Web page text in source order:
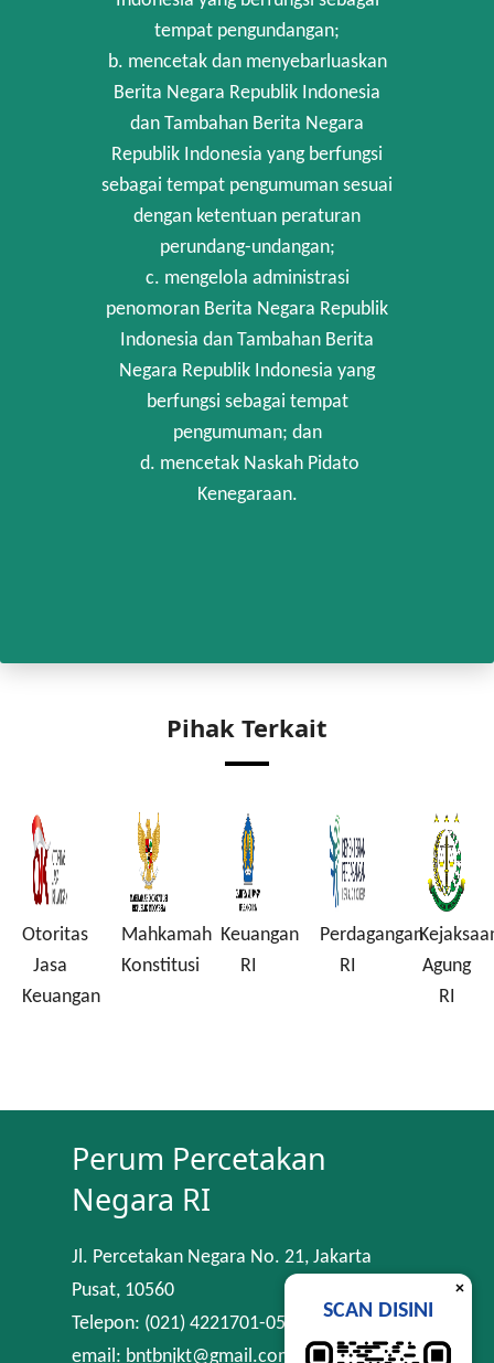
tempat pengundangan;
b. mencetak dan menyebarluaskan
Berita Negara Republik Indonesia
dan Tambahan Berita Negara
Republik Indonesia yang berfungsi
sebagai tempat pengumuman sesuai
dengan ketentuan peraturan
perundang-undangan;
c. mengelola administrasi
penomoran Berita Negara Republik
Indonesia dan Tambahan Berita
Negara Republik Indonesia yang
berfungsi sebagai tempat
pengumuman; dan
d. mencetak Naskah Pidato
Kenegaraan.
Pihak Terkait
Mahkamah
Konstitusi
Keuangan
RI
PerdaganganKejaksaan
Agung
Perum Percetakan
Negara RI
Jl. Percetakan Negara No. 21, Jakarta
Pusat, 10560
Telepon: (021) 4221701-05
email: bntbnjkt@gmail.com
×
SCAN DISINI